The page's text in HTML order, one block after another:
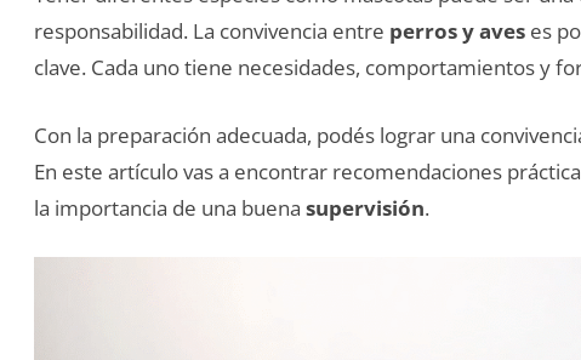
responsabilidad. La convivencia entre perros y aves es
clave. Cada uno tiene necesidades, comportamientos y
Con la preparación adecuada, podés lograr una
En este artículo vas a encontrar recomendaciones
la importancia de una buena supervisión.